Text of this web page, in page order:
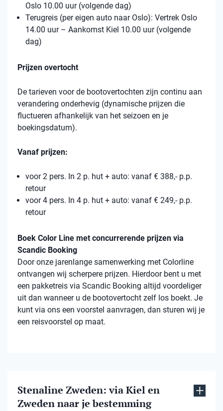
Oslo 10.00 uur (volgende dag)
Terugreis (per eigen auto naar Oslo): Vertrek Oslo
14.00 uur – Aankomst Kiel 10.00 uur (volgende
dag)
Prijzen overtocht
De tarieven voor de bootovertochten zijn continu aan
verandering onderhevig (dynamische prijzen die
fluctueren afhankelijk van het seizoen en je
boekingsdatum).
Vanaf prijzen:
voor 2 pers. In 2 p. hut + auto: vanaf € 388,- p.p.
retour
voor 4 pers. In 4 p. hut + auto: vanaf € 249,- p.p.
retour
Boek Color Line met concurrerende prijzen via
Scandic Booking
Door onze jarenlange samenwerking met Colorline
ontvangen wij scherpere prijzen. Hierdoor bent u met
een pakketreis via Scandic Booking altijd voordeliger
uit dan wanneer u de bootovertocht zelf los boekt. Je
kunt via ons een voorstel aanvragen, dan sturen wij je
een reisvoorstel op maat.
Stenaline Zweden: via Kiel en
Zweden naar je bestemming